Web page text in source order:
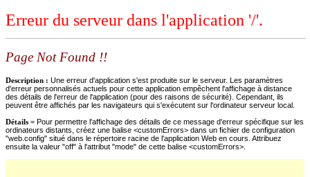
Erreur du serveur dans l'application '/'.
Page Not Found !!
Description : Une erreur d'application s'est produite sur le serveur. Les paramètres
d'erreur personnalisés actuels pour cette application empêchent l'affichage à distance
des détails de l'erreur de l'application (pour des raisons de sécurité). Cependant, ils
peuvent être affichés par les navigateurs qui s'exécutent sur l'ordinateur serveur local.
Détails = Pour permettre l'affichage des détails de ce message d'erreur spécifique sur les
ordinateurs distants, créez une balise <customErrors> dans un fichier de configuration
"web.config" situé dans le répertoire racine de l'application Web en cours. Attribuez
ensuite la valeur "off" à l'attribut "mode" de cette balise <customErrors>.